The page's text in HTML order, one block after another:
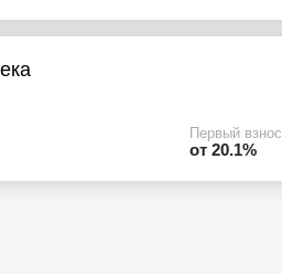
Первый взнос
от 20.1%